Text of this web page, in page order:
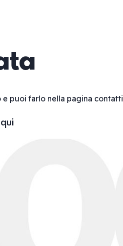
puoi farlo nella pagina contatti